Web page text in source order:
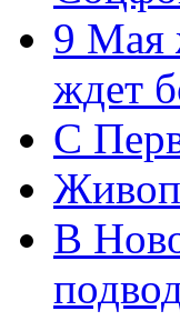
9 Мая
ждет
C
В